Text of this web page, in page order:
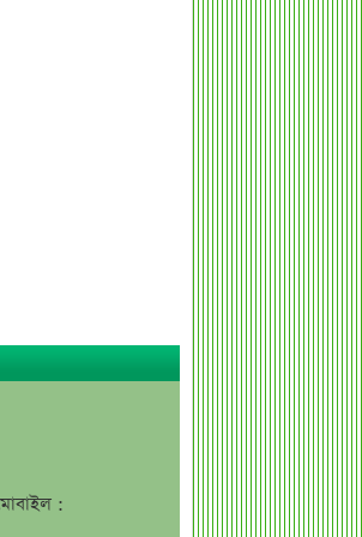
গভর্নর
শুরু জুলাই স্মৃতি
: